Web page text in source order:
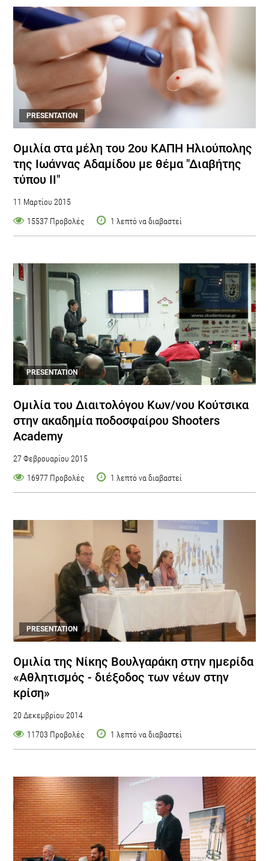
PRESENTATION
Ομιλία στα μέλη του 2ου ΚΑΠΗ Ηλιούπολης
της Ιωάννας Αδαμίδου με θέμα "Διαβήτης
τύπου ΙΙ"
11 Μαρτίου 2015
15537 Προβολές
1 λεπτό να διαβαστεί
PRESENTATION
Ομιλία του Διαιτολόγου Κων/νου Κούτσικα
στην ακαδημία ποδοσφαίρου Shooters
Academy
27 Φεβρουαρίου 2015
16977 Προβολές
1 λεπτό να διαβαστεί
PRESENTATION
Ομιλία της Νίκης Βουλγαράκη στην ημερίδα
«Αθλητισμός - διέξοδος των νέων στην
κρίση»
20 Δεκεμβρίου 2014
11703 Προβολές
1 λεπτό να διαβαστεί